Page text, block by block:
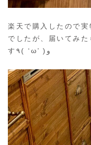
楽天で購入したので
でしたが、届いてみ
す٩( ‘ω’ )و